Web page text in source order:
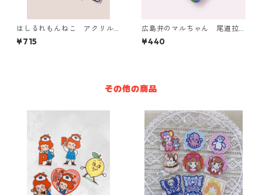
はしるれもんねこ アクリル
キーホルダー【2種】
¥715
広島弁のマルちゃん 尾道拉
麺シリーズ ホログラムステ
ッカー
¥440
その他の商品